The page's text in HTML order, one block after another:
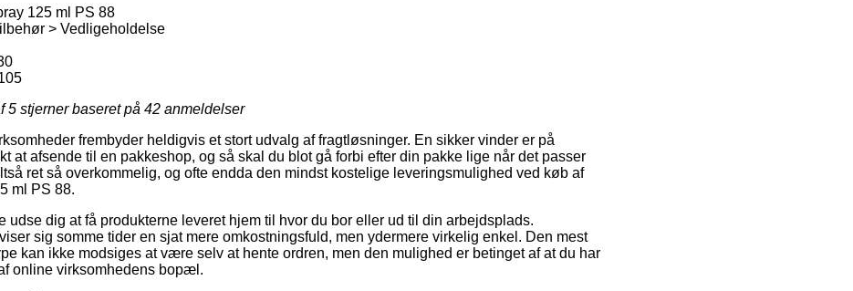
125 ml PS 88
> Vedligeholdelse
5 stjerner baseret på 42 anmeldelser
frembyder heldigvis et stort udvalg af fragtløsninger. En sikker vinder er på
at afsende til en pakkeshop, og så skal du blot gå forbi efter din pakke lige når det passer
ret så overkommelig, og ofte endda den mindst kostelige leveringsmulighed ved køb af
ml PS 88.
udse dig at få produkterne leveret hjem til hvor du bor eller ud til din arbejdsplads.
sig somme tider en sjat mere omkostningsfuld, men ydermere virkelig enkel. Den mest
kan ikke modsiges at være selv at hente ordren, men den mulighed er betinget af at du har
online virksomhedens bopæl.